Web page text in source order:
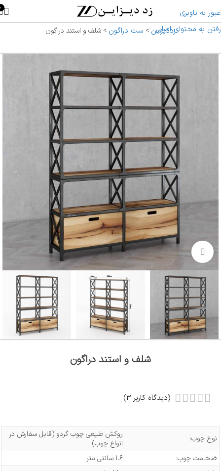
عبور به ناوبری
رفتن به محتوای اصلی
0
زددیزاین > ست دراگون > شلف و استند دراگون
بزرگنمایی تصویر
شلف و استند دراگون
(دیدگاه کاربر 3
)
نوع چوب:
روکش طبیعی چوب گردو (قابل سفارش در
انواع چوب)
ضخامت چوب:
1.6 سانتی متر